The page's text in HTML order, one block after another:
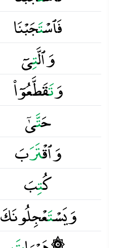
فَٱسْتَجَبْنَا
وَٱلَّتِىٓ
وَتَقَطَّعُوٓا۟
حَتَّىٰٓ
وَٱقْتَرَبَ
كُتِبَ
وَيَسْتَعْجِلُونَكَ